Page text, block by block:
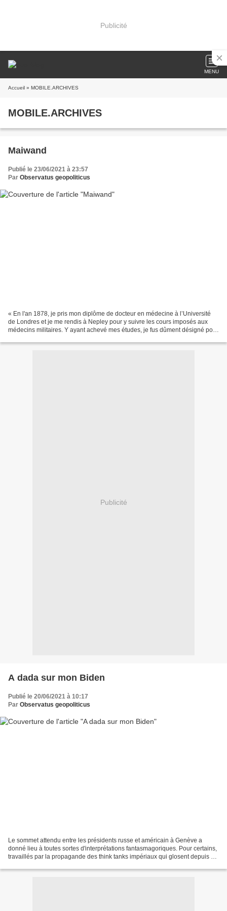
Publicité
MENU
Accueil » MOBILE.ARCHIVES
MOBILE.ARCHIVES
Maiwand
Publié le 23/06/2021 à 23:57
Par Observatus geopoliticus
« En l'an 1878, je pris mon diplôme de docteur en médecine à l’Université
de Londres et je me rendis à Nepley pour y suivre les cours imposés aux
médecins militaires. Y ayant achevé mes études, je fus dûment désigné pour
Publicité
A dada sur mon Biden
Publié le 20/06/2021 à 10:17
Par Observatus geopoliticus
Le sommet attendu entre les présidents russe et américain à Genève a
donné lieu à toutes sortes d'interprétations fantasmagoriques. Pour certains,
travaillés par la propagande des think tanks impériaux qui glosent depuis 20